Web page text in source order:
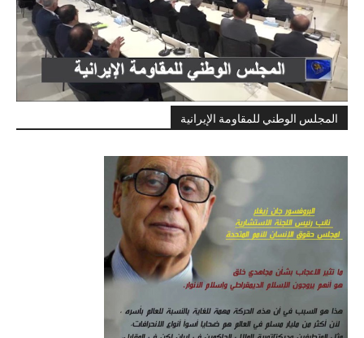
المجلس الوطني للمقاومة الإيرانية